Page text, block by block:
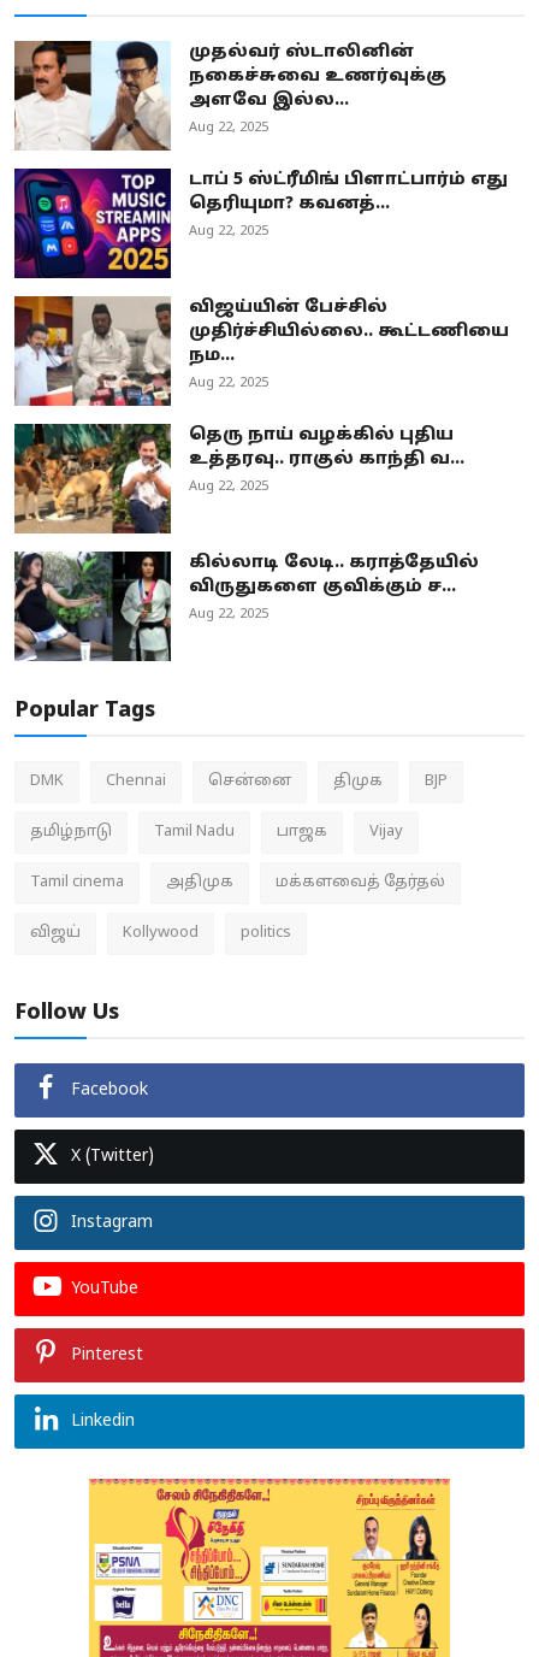
முதல்வர் ஸ்டாலினின்
நகைச்சுவை உணர்வுக்கு
அளவே இல்ல...
Aug 22, 2025
டாப் 5 ஸ்ட்ரீமிங் பிளாட்பார்ம் எது
தெரியுமா? கவனத்...
Aug 22, 2025
விஜய்யின் பேச்சில்
முதிர்ச்சியில்லை.. கூட்டணியை
நம...
Aug 22, 2025
தெரு நாய் வழக்கில் புதிய
உத்தரவு.. ராகுல் காந்தி வ...
Aug 22, 2025
கில்லாடி லேடி.. கராத்தேயில்
விருதுகளை குவிக்கும் ச...
Aug 22, 2025
Popular Tags
DMK Chennai சென்னை திமுக BJP
தமிழ்நாடு Tamil Nadu பாஜக Vijay
Tamil cinema அதிமுக மக்களவைத் தேர்தல்
விஜய் Kollywood politics
Follow Us
Facebook
X (Twitter)
Instagram
YouTube
Pinterest
Linkedin